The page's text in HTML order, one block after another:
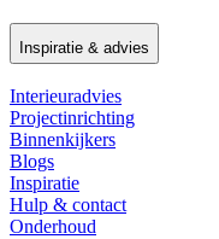
Inspiratie & advies
Interieuradvies
Projectinrichting
Binnenkijkers
Blogs
Inspiratie
Hulp & contact
Onderhoud